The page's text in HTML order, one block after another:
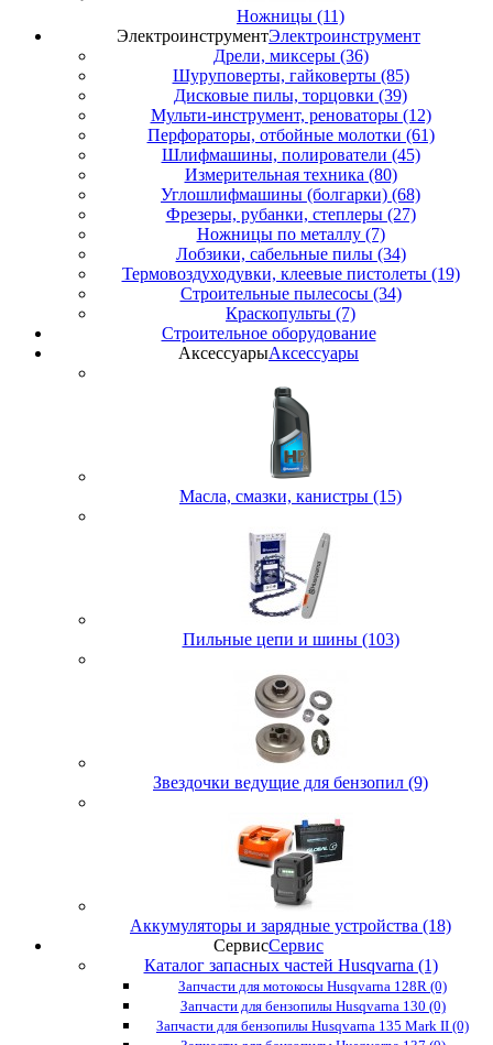
Ножницы (11)
ЭлектроинструментЭлектроинструмент
Дрели, миксеры (36)
Шуруповерты, гайковерты (85)
Дисковые пилы, торцовки (39)
Мульти-инструмент, реноваторы (12)
Перфораторы, отбойные молотки (61)
Шлифмашины, полирователи (45)
Измерительная техника (80)
Углошлифмашины (болгарки) (68)
Фрезеры, рубанки, степлеры (27)
Ножницы по металлу (7)
Лобзики, сабельные пилы (34)
Термовоздуходувки, клеевые пистолеты (19)
Строительные пылесосы (34)
Краскопульты (7)
Строительное оборудование
АксессуарыАксессуары
Масла, смазки, канистры (15)
Пильные цепи и шины (103)
Звездочки ведущие для бензопил (9)
Аккумуляторы и зарядные устройства (18)
СервисСервис
Каталог запасных частей Husqvarna (1)
Запчасти для мотокосы Husqvarna 128R (0)
Запчасти для бензопилы Husqvarna 130 (0)
Запчасти для бензопилы Husqvarna 135 Mark II (0)